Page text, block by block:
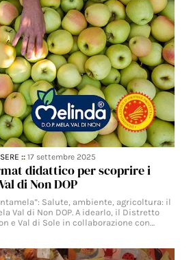
::17 settembre 2025
didattico per scoprire i
di Non DOP
Salute, ambiente, agricoltura: il
Val di Non DOP. A idearlo, il Distretto
e Val di Sole in collaborazione con…